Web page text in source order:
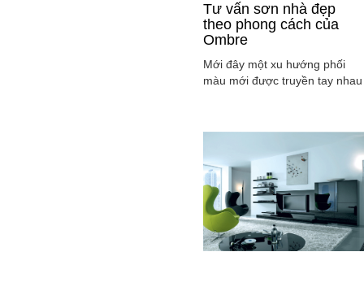
Tư vấn sơn nhà đẹp
theo phong cách của
Ombre
Mới đây một xu hướng phối
màu mới được truyền tay nhau
Ombre, cách phối màu sắc tinh
tế sao cho màu sắc chuyển
từ tông nhạt sang đậm, từ
sang tối hay ngược lại. Cùng
tìm hiểu phong các này qua
việc ...